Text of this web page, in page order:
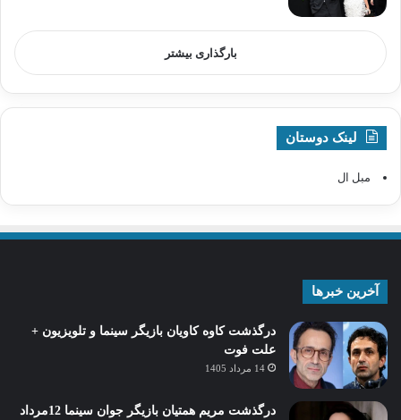
بارگذاری بیشتر
لینک دوستان
مبل ال
آخرین خبرها
درگذشت کاوه کاویان بازیگر سینما و تلویزیون +
علت فوت
14 مرداد 1405
درگذشت مریم همتیان بازیگر جوان سینما 12مرداد